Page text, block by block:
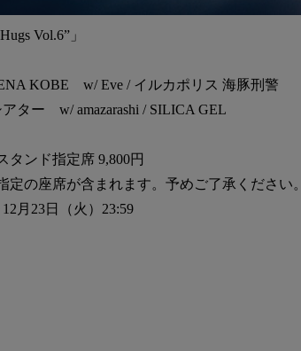
Vol.6”」
KOBE w/ Eve / イルカポリス 海豚刑警
ター w/ amazarashi / SILICA GEL
タンド指定席 9,800円
の座席が含まれます。予めご了承ください。
月23日（火）23:59